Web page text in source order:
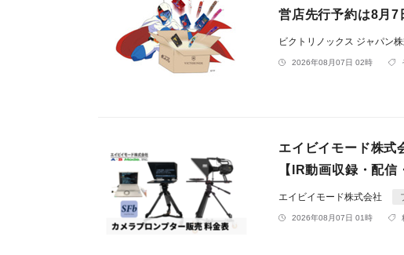
営店先行予約は8月
ビクトリノックス ジャパン
2026年08月07日 02時
エイビイモード株式
【IR動画収録・配
エイビイモード株式会社
2026年08月07日 01時